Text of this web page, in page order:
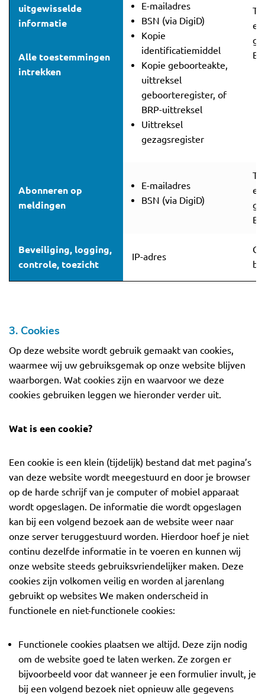
uitgewisselde
informatie
Alle toestemmingen
intrekken
E-mailadres
BSN (via DigiD)
Kopie
identificatiemiddel
Kopie geboorteakte,
uittreksel
geboorteregister, of
BRP-uittreksel
Uittreksel
gezagsregister
Abonneren op
meldingen
E-mailadres
BSN (via DigiD)
Beveiliging, logging,
controle, toezicht
IP-adres
3. Cookies
Op deze website wordt gebruik gemaakt van cookies,
waarmee wij uw gebruiksgemak op onze website blijven
waarborgen. Wat cookies zijn en waarvoor we deze
cookies gebruiken leggen we hieronder verder uit.
Wat is een cookie?
Een cookie is een klein (tijdelijk) bestand dat met pagina’s
van deze website wordt meegestuurd en door je browser
op de harde schrijf van je computer of mobiel apparaat
wordt opgeslagen. De informatie die wordt opgeslagen
kan bij een volgend bezoek aan de website weer naar
onze server teruggestuurd worden. Hierdoor hoef je niet
continu dezelfde informatie in te voeren en kunnen wij
onze website steeds gebruiksvriendelijker maken. Deze
cookies zijn volkomen veilig en worden al jarenlang
gebruikt op websites We maken onderscheid in
functionele en niet-functionele cookies:
Functionele cookies plaatsen we altijd. Deze zijn nodig
om de website goed te laten werken. Ze zorgen er
bijvoorbeeld voor dat wanneer je een formulier invult, je
bij een volgend bezoek niet opnieuw alle gegevens